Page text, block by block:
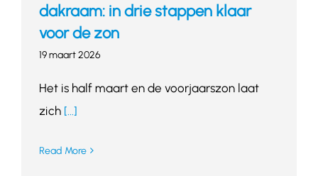
dakraam: in drie stappen klaar
voor de zon
19 maart 2026
Het is half maart en de voorjaarszon laat
zich[...]
Read More